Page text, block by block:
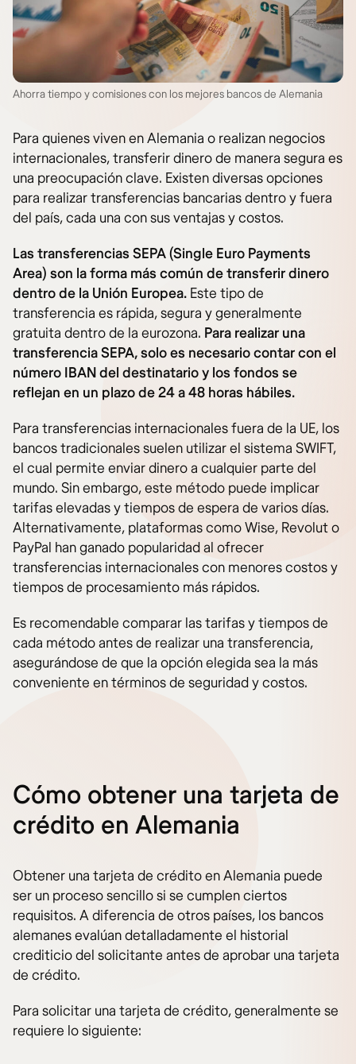
Ahorra tiempo y comisiones con los mejores bancos de Alemania
Para quienes viven en Alemania o realizan negocios
internacionales, transferir dinero de manera segura es
una preocupación clave. Existen diversas opciones
para realizar transferencias bancarias dentro y fuera
del país, cada una con sus ventajas y costos.
Las transferencias SEPA (Single Euro Payments
Area) son la forma más común de transferir dinero
dentro de la Unión Europea. Este tipo de
transferencia es rápida, segura y generalmente
gratuita dentro de la eurozona. Para realizar una
transferencia SEPA, solo es necesario contar con el
número IBAN del destinatario y los fondos se
reflejan en un plazo de 24 a 48 horas hábiles.
Para transferencias internacionales fuera de la UE, los
bancos tradicionales suelen utilizar el sistema SWIFT,
el cual permite enviar dinero a cualquier parte del
mundo. Sin embargo, este método puede implicar
tarifas elevadas y tiempos de espera de varios días.
Alternativamente, plataformas como Wise, Revolut o
PayPal han ganado popularidad al ofrecer
transferencias internacionales con menores costos y
tiempos de procesamiento más rápidos.
Es recomendable comparar las tarifas y tiempos de
cada método antes de realizar una transferencia,
asegurándose de que la opción elegida sea la más
conveniente en términos de seguridad y costos.
Cómo obtener una tarjeta de
crédito en Alemania
Obtener una tarjeta de crédito en Alemania puede
ser un proceso sencillo si se cumplen ciertos
requisitos. A diferencia de otros países, los bancos
alemanes evalúan detalladamente el historial
crediticio del solicitante antes de aprobar una tarjeta
de crédito.
Para solicitar una tarjeta de crédito, generalmente se
requiere lo siguiente: